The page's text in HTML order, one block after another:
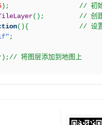
) ;
// 初
( ) ;
// 创
( ){
// 设
;
) ;// 将图层添加到地图上